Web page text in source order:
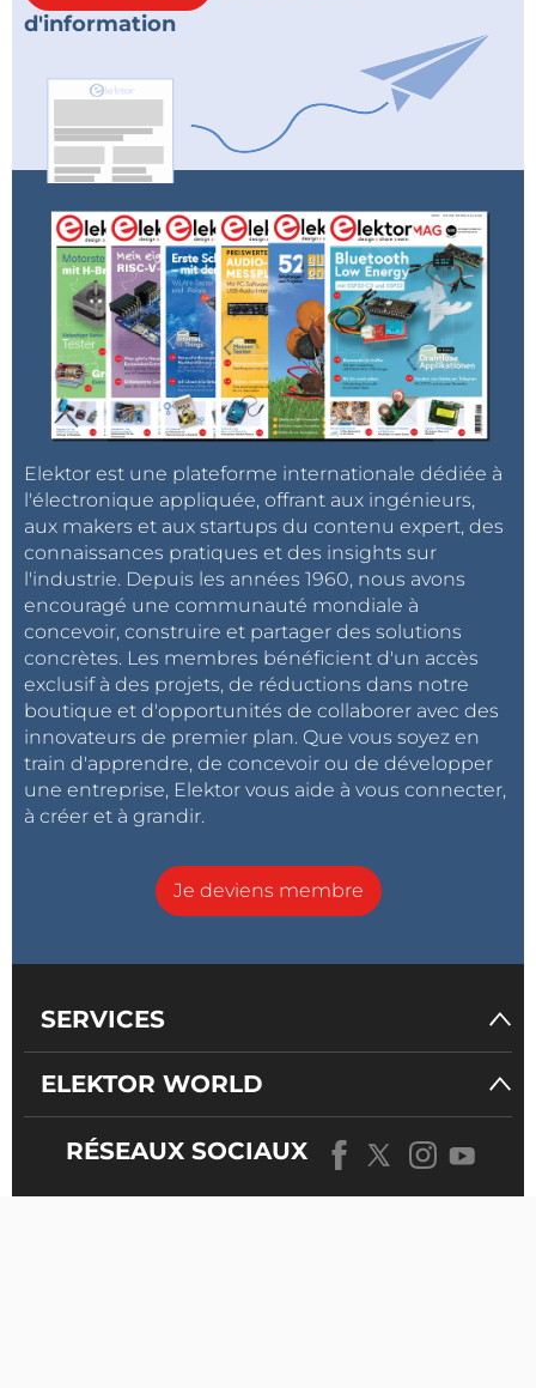
d'information
Elektor est une plateforme internationale dédiée à
l'électronique appliquée, offrant aux ingénieurs,
aux makers et aux startups du contenu expert, des
connaissances pratiques et des insights sur
l'industrie. Depuis les années 1960, nous avons
encouragé une communauté mondiale à
concevoir, construire et partager des solutions
concrètes. Les membres bénéficient d'un accès
exclusif à des projets, de réductions dans notre
boutique et d'opportunités de collaborer avec des
innovateurs de premier plan. Que vous soyez en
train d'apprendre, de concevoir ou de développer
une entreprise, Elektor vous aide à vous connecter,
à créer et à grandir.
Je deviens membre
SERVICES
ELEKTOR WORLD
RÉSEAUX SOCIAUX